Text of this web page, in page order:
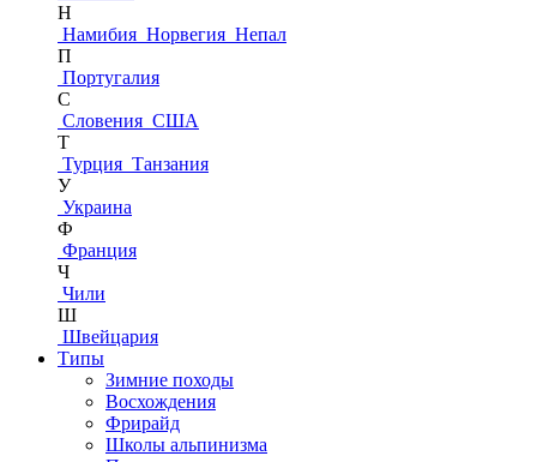
Н
Намибия Норвегия Непал
П
Португалия
С
Словения США
Т
Турция Танзания
У
Украина
Ф
Франция
Ч
Чили
Ш
Швейцария
Типы
Зимние походы
Восхождения
Фрирайд
Школы альпинизма